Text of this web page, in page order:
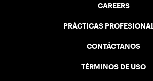
CAREERS
PRÁCTICAS
CONTÁCTANOS
TÉRMINOS DE USO